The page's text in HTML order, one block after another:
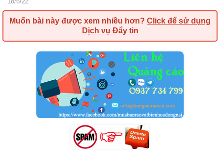
Muốn bài này được xem nhiều hơn? Click để sử dụng
Dịch vụ Đẩy tin